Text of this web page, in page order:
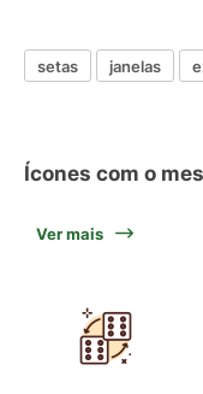
setas janelas
Ícones com o
Ver mais